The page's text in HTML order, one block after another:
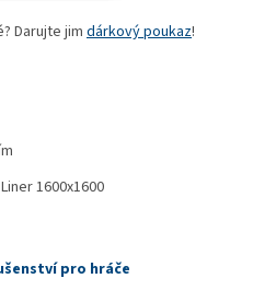
Darujte jim dárkový poukaz!
pro hráče